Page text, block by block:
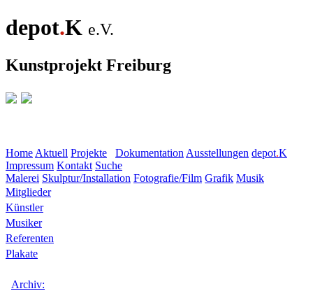
depot.K e.V.
Kunstprojekt Freiburg
Home Aktuell Projekte Dokumentation Ausstellungen depot.K
Impressum Kontakt Suche
Malerei Skulptur/Installation Fotografie/Film Grafik Musik
Mitglieder
Künstler
Musiker
Referenten
Plakate
Archiv: